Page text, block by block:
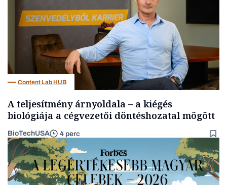
Content Lab HUB
A teljesítmény árnyoldala – a kiégés
biológiája a cégvezetői döntéshozatal mögött
BioTechUSA 4 perc